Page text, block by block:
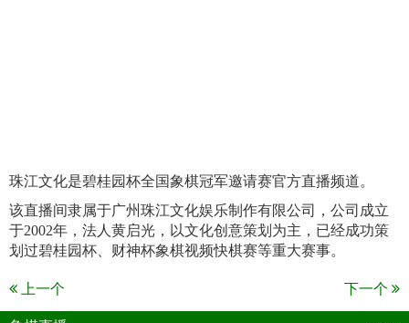
珠江文化是碧桂园杯全国象棋冠军邀请赛官方直播频道。
该直播间隶属于广州珠江文化娱乐制作有限公司，公司成立
于2002年，法人黄启光，以文化创意策划为主，已经成功策
划过碧桂园杯、财神杯象棋视频快棋赛等重大赛事。
上一个 下一个